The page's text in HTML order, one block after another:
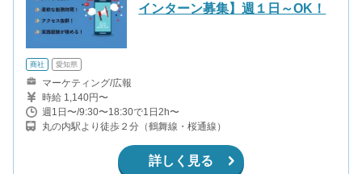
インターン募集】週１日～OK！
商社 愛知県
マーケティング/広報
時給 1,140円〜
週1日〜/9:30〜18:30で1日2h〜
丸の内駅より徒歩２分（鶴舞線・桜通線）
詳しく見る